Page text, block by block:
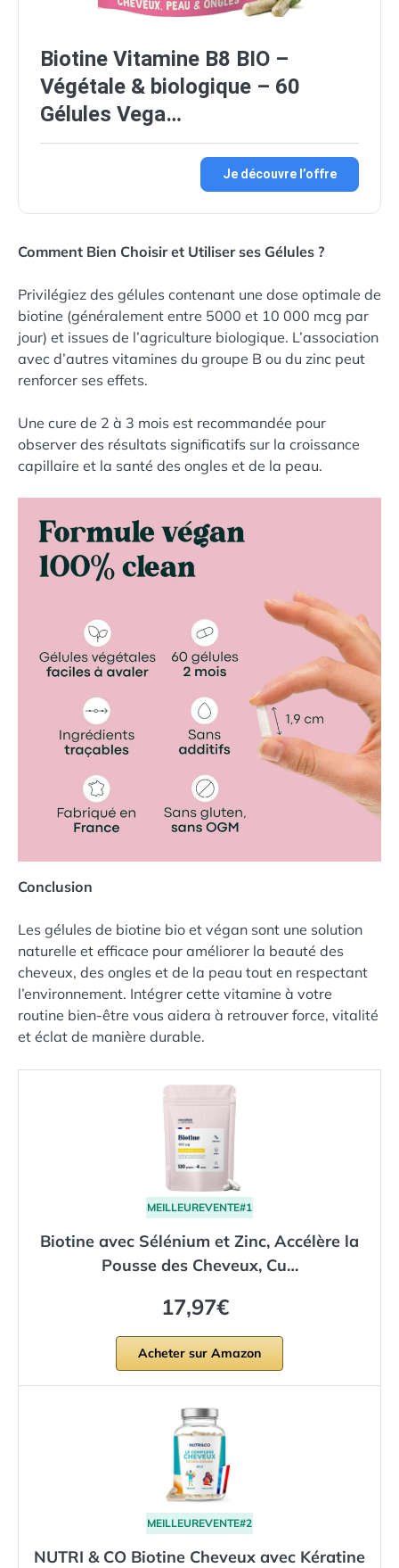
Biotine Vitamine B8 BIO –
Végétale & biologique – 60
Gélules Vega…
Je découvre l’offre
Comment Bien Choisir et Utiliser ses Gélules ?
Privilégiez des gélules contenant une dose optimale de
biotine (généralement entre 5000 et 10 000 mcg par
jour) et issues de l’agriculture biologique. L’association
avec d’autres vitamines du groupe B ou du zinc peut
renforcer ses effets.
Une cure de 2 à 3 mois est recommandée pour
observer des résultats significatifs sur la croissance
capillaire et la santé des ongles et de la peau.
Conclusion
Les gélules de biotine bio et végan sont une solution
naturelle et efficace pour améliorer la beauté des
cheveux, des ongles et de la peau tout en respectant
l’environnement. Intégrer cette vitamine à votre
routine bien-être vous aidera à retrouver force, vitalité
et éclat de manière durable.
MEILLEUREVENTE#1
Biotine avec Sélénium et Zinc, Accélère la
Pousse des Cheveux, Cu…
17,97€
Acheter sur Amazon
MEILLEUREVENTE#2
NUTRI & CO Biotine Cheveux avec Kératine